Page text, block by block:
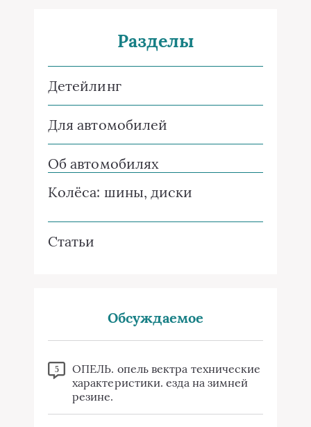
Разделы
Детейлинг
Для автомобилей
Об автомобилях
Колёса: шины, диски
Статьи
Обсуждаемое
5
ОПЕЛЬ. опель вектра технические
характеристики. езда на зимней
резине.